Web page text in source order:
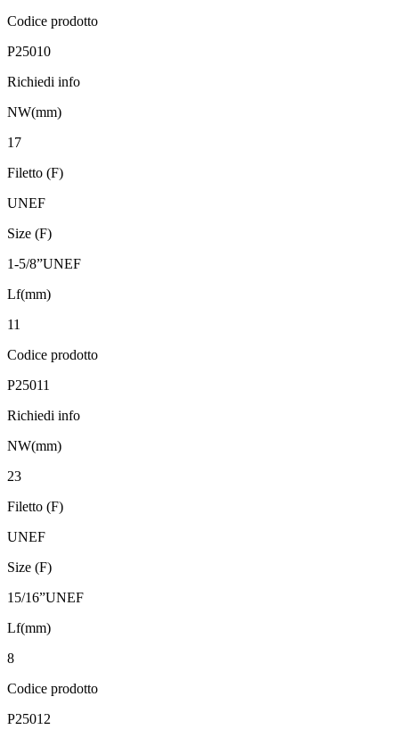
Codice prodotto
P25010
Richiedi info
NW(mm)
17
Filetto (F)
UNEF
Size (F)
1-5/8”UNEF
Lf(mm)
11
Codice prodotto
P25011
Richiedi info
NW(mm)
23
Filetto (F)
UNEF
Size (F)
15/16”UNEF
Lf(mm)
8
Codice prodotto
P25012